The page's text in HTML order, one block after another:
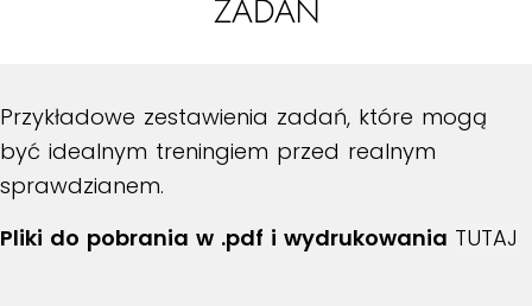
ZADAŃ
Przykładowe zestawienia zadań, które mogą
być idealnym treningiem przed realnym
sprawdzianem.
Pliki do pobrania w .pdf i wydrukowania TUTAJ